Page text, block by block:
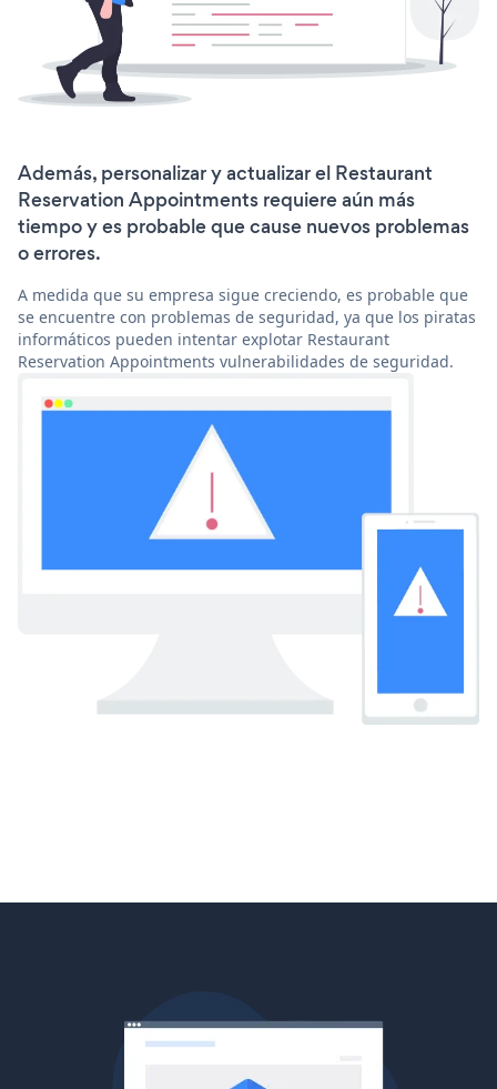
Además, personalizar y actualizar el Restaurant
Reservation Appointments requiere aún más
tiempo y es probable que cause nuevos problemas
o errores.
A medida que su empresa sigue creciendo, es probable que
se encuentre con problemas de seguridad, ya que los piratas
informáticos pueden intentar explotar Restaurant
Reservation Appointments vulnerabilidades de seguridad.